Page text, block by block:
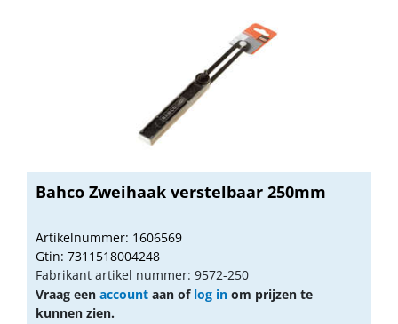
Bahco Zweihaak verstelbaar 250mm
Artikelnummer: 1606569
Gtin: 7311518004248
Fabrikant artikel nummer: 9572-250
Vraag een account aan of log in om prijzen te
kunnen zien.